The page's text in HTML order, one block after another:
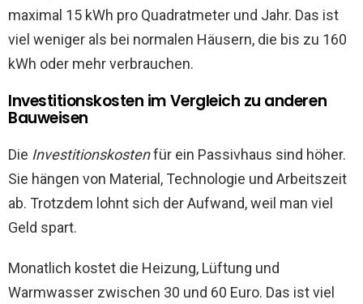
maximal 15 kWh pro Quadratmeter und Jahr. Das ist
viel weniger als bei normalen Häusern, die bis zu 160
kWh oder mehr verbrauchen.
Investitionskosten im Vergleich zu anderen
Bauweisen
Die Investitionskostenfür ein Passivhaus sind höher.
Sie hängen von Material, Technologie und Arbeitszeit
ab. Trotzdem lohnt sich der Aufwand, weil man viel
Geld spart.
Monatlich kostet die Heizung, Lüftung und
Warmwasser zwischen 30 und 60 Euro. Das ist viel